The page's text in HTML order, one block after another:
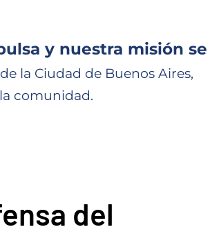
y nuestra misión
la Ciudad de Buenos Aires,
comunidad.
del